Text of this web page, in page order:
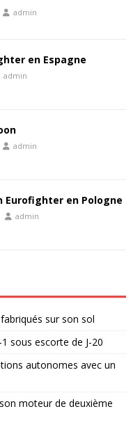
admin
en Espagne
admin
admin
Eurofighter en Pologne
admin
sur son sol
sous escorte de J-20
autonomes avec un
moteur de deuxième